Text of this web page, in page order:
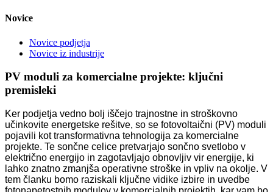
Novice
Novice podjetja
Novice iz industrije
PV moduli za komercialne projekte: ključni
premisleki
Ker podjetja vedno bolj iščejo trajnostne in stroškovno
učinkovite energetske rešitve, so se fotovoltaični (PV) moduli
pojavili kot transformativna tehnologija za komercialne
projekte. Te sončne celice pretvarjajo sončno svetlobo v
električno energijo in zagotavljajo obnovljiv vir energije, ki
lahko znatno zmanjša operativne stroške in vpliv na okolje. V
tem članku bomo raziskali ključne vidike izbire in uvedbe